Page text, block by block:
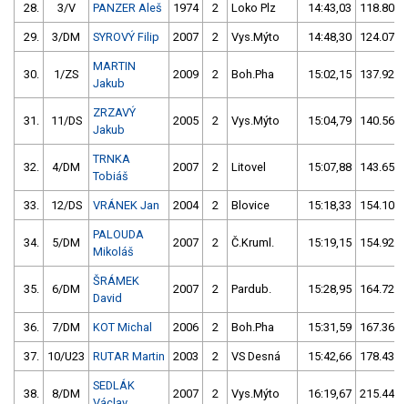
28. 3/V PANZER Aleš 1974 2 Loko Plz 14:43,03 118.80/
29. 3/DM SYROVÝ Filip 2007 2 Vys.Mýto 14:48,30 124.07/
30. 1/ZS
MARTIN
Jakub
2009 2 Boh.Pha 15:02,15 137.92/
31. 11/DS
ZRZAVÝ
Jakub
2005 2 Vys.Mýto 15:04,79 140.56/
32. 4/DM
TRNKA
Tobiáš
2007 2 Litovel 15:07,88 143.65/
33. 12/DS VRÁNEK Jan 2004 2 Blovice 15:18,33 154.10/
34. 5/DM
PALOUDA
Mikoláš
2007 2 Č.Kruml. 15:19,15 154.92/
35. 6/DM
ŠRÁMEK
David
2007 2 Pardub. 15:28,95 164.72/
36. 7/DM KOT Michal 2006 2 Boh.Pha 15:31,59 167.36/
37. 10/U23 RUTAR Martin 2003 2 VS Desná 15:42,66 178.43/
38. 8/DM
SEDLÁK
2007 2 Vys.Mýto 16:19,67 215.44/